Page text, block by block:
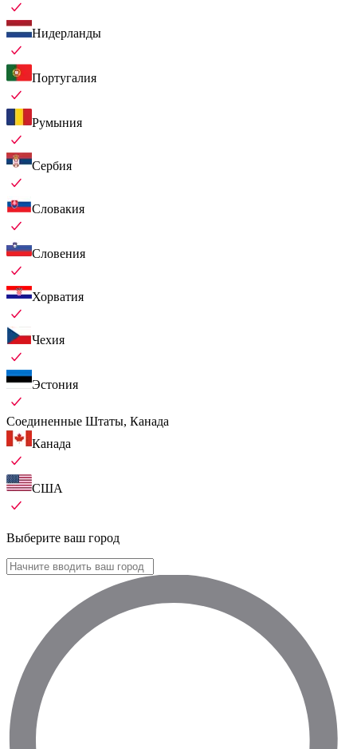
Нидерланды
Португалия
Румыния
Сербия
Словакия
Словения
Хорватия
Чехия
Эстония
Соединенные Штаты, Канада
Канада
США
Выберите ваш город